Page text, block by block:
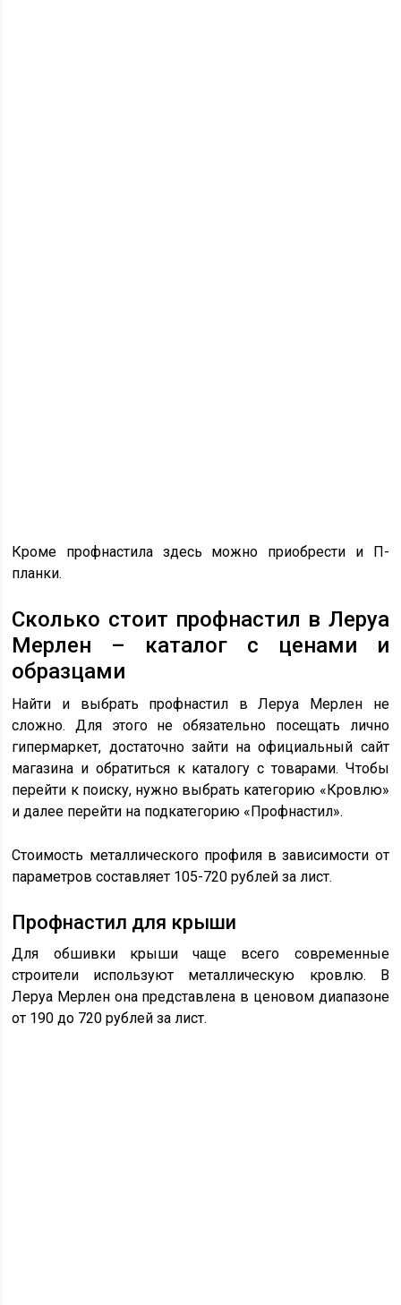
Кроме профнастила здесь можно приобрести и П-
планки.
Сколько стоит профнастил в Леруа
Мерлен – каталог с ценами и
образцами
Найти и выбрать профнастил в Леруа Мерлен не
сложно. Для этого не обязательно посещать лично
гипермаркет, достаточно зайти на официальный сайт
магазина и обратиться к каталогу с товарами. Чтобы
перейти к поиску, нужно выбрать категорию «Кровлю»
и далее перейти на подкатегорию «Профнастил».
Стоимость металлического профиля в зависимости от
параметров составляет 105-720 рублей за лист.
Профнастил для крыши
Для обшивки крыши чаще всего современные
строители используют металлическую кровлю. В
Леруа Мерлен она представлена в ценовом диапазоне
от 190 до 720 рублей за лист.